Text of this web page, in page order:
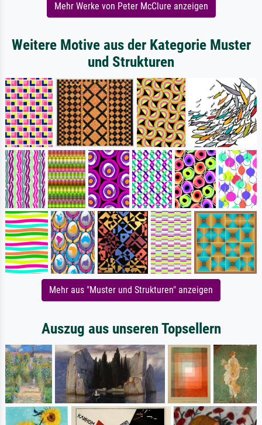
Mehr Werke von Peter McClure anzeigen
Weitere Motive aus der Kategorie Muster
und Strukturen
Mehr aus "Muster und Strukturen" anzeigen
Auszug aus unseren Topsellern